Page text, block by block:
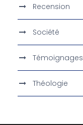
Recension
Société
Témoignages
Théologie